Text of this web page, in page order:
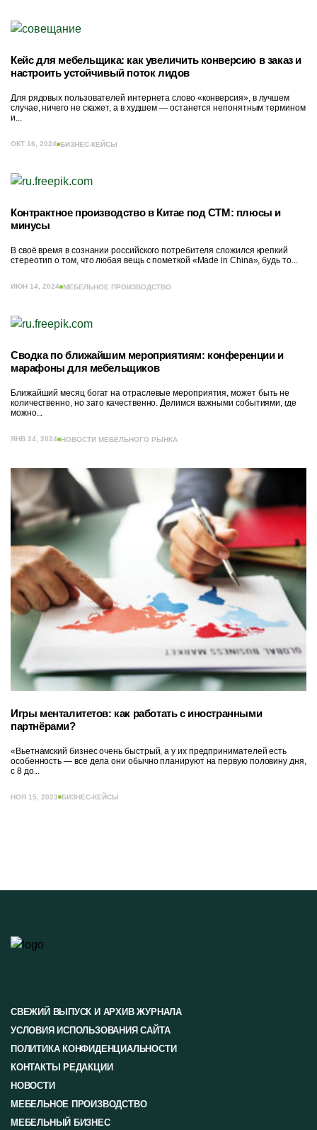
Кейс для мебельщика: как увеличить конверсию в заказ и
настроить устойчивый поток лидов
Для рядовых пользователей интернета слово «конверсия», в лучшем
случае, ничего не скажет, а в худшем — останется непонятным термином
и...
ОКТ 16, 2024 БИЗНЕС-КЕЙСЫ
Контрактное производство в Китае под СТМ: плюсы и
минусы
В своё время в сознании российского потребителя сложился крепкий
стереотип о том, что любая вещь с пометкой «Made in China», будь то...
ИЮН 14, 2024 МЕБЕЛЬНОЕ ПРОИЗВОДСТВО
Сводка по ближайшим мероприятиям: конференции и
марафоны для мебельщиков
Ближайший месяц богат на отраслевые мероприятия, может быть не
количественно, но зато качественно. Делимся важными событиями, где
можно...
ЯНВ 24, 2024 НОВОСТИ МЕБЕЛЬНОГО РЫНКА
Игры менталитетов: как работать с иностранными
партнёрами?
«Вьетнамский бизнес очень быстрый, а у их предпринимателей есть
особенность — все дела они обычно планируют на первую половину дня,
с 8 до...
НОЯ 15, 2023 БИЗНЕС-КЕЙСЫ
СВЕЖИЙ ВЫПУСК И АРХИВ ЖУРНАЛА
УСЛОВИЯ ИСПОЛЬЗОВАНИЯ САЙТА
ПОЛИТИКА КОНФИДЕНЦИАЛЬНОСТИ
КОНТАКТЫ РЕДАКЦИИ
НОВОСТИ
МЕБЕЛЬНОЕ ПРОИЗВОДСТВО
МЕБЕЛЬНЫЙ БИЗНЕС